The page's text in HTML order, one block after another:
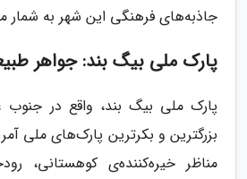
جاذبه‌های فرهنگی این شهر به شمار
پارک ملی بیگ بند: جواهر
پارک ملی بیگ بند، واقع در جنوب
بزرگترین و بکرترین پارک‌های ملی
مناظر خیره‌کننده‌ی کوهستانی،